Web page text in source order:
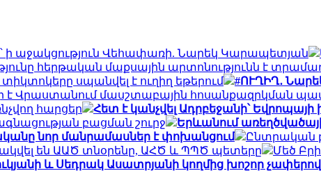
ի աջակցություն Վեհափառի. Նարեկ Կարապետյան
հերթական մաքսային արտոնությունն է
սպանվել է ուղիղ եթերում #ՈՒՂԻՂ․
է Վրաստանում մասշտաբային հոսանքազրկման
հարցեր
Հետ է կանչվել Ադրբեջանի՝ Եվրոպայի
բացման շուրջ
Երևանում
նոր մանրամասներ է փոխանցում
Ընտրական
են ԱԱԾ տնօրենը, ԱՀԾ և ՊՊԾ պետերը
Մեծ
և Սեդրակ Ասատրյանի կողմից խոշոր